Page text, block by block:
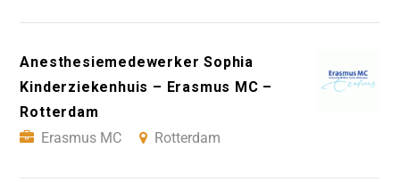
Anesthesiemedewerker Sophia
Kinderziekenhuis – Erasmus MC –
Rotterdam
Erasmus MC
Rotterdam